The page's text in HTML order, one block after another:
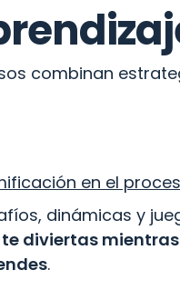
combinan
en el
dinámicas y
te diviertas mientras
.